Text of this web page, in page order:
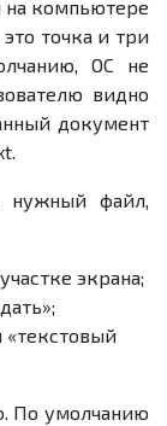
на компьютере
точка и три
ОС не
видно
документ
нужный файл,
экрана;
По умолчанию